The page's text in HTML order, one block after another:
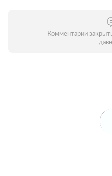
Комментарии